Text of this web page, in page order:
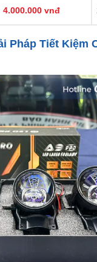
4.000.000 vnđ
Pháp Tiết Kiệm